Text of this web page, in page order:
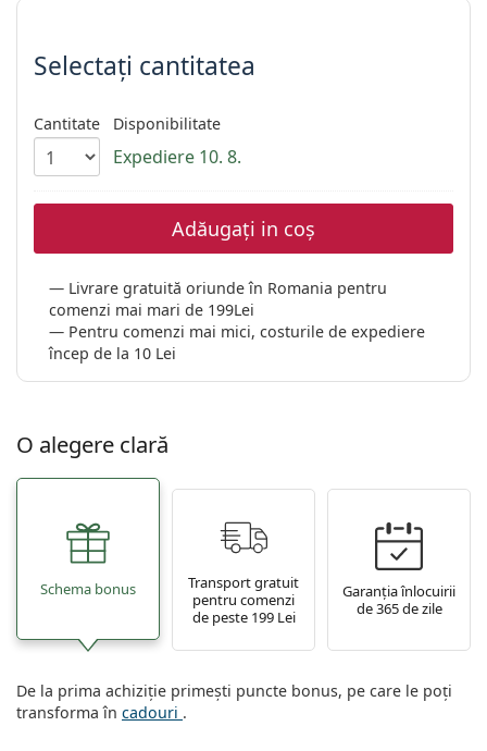
Prada
Alegeți parametrii
Selectați cantitatea
Cantitate Disponibilitate
Expediere 10. 8.
Adăugați in coș
Livrare gratuită oriunde în Romania pentru
comenzi mai mari de 199Lei
Pentru comenzi mai mici, costurile de expediere
încep de la 10 Lei
O alegere clară
Schema bonus
Transport gratuit
pentru comenzi
de peste 199 Lei
Garanția înlocuirii
de 365 de zile
De la prima achiziție primești puncte bonus, pe care le poți
transforma în cadouri .